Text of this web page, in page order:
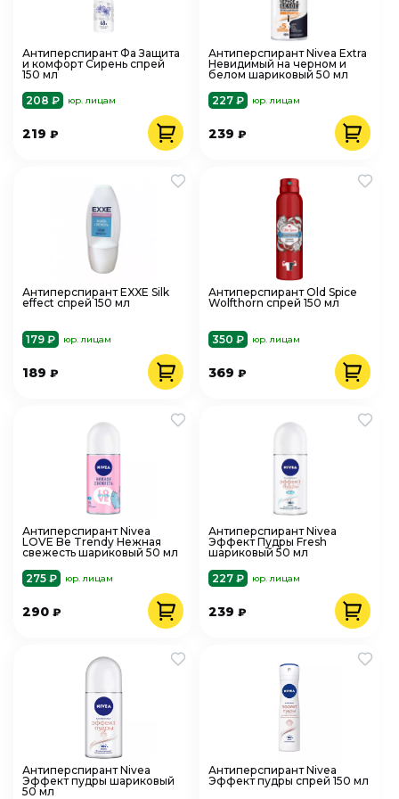
Антиперспирант Фа Защита
и комфорт Сирень спрей
150 мл
208 ₽
юр. лицам
219 ₽
Антиперспирант Nivea Extra
Невидимый на черном и
белом шариковый 50 мл
227 ₽
юр. лицам
239₽
Антиперспирант EXXE Silk
effect спрей 150 мл
179 ₽ юр. лицам
189 ₽
Антиперспирант Old Spice
Wolfthorn спрей 150 мл
350 ₽ юр. лицам
369₽
Антиперспирант Nivea
LOVE Be Trendy Нежная
свежесть шариковый 50 мл
275 ₽
юр. лицам
290 ₽
Антиперспирант Nivea
Эффект Пудры Fresh
шариковый 50 мл
227 ₽
юр. лицам
239₽
Антиперспирант Nivea
Эффект пудры шариковый
50 мл
Антиперспирант Nivea
Эффект пудры спрей 150 мл